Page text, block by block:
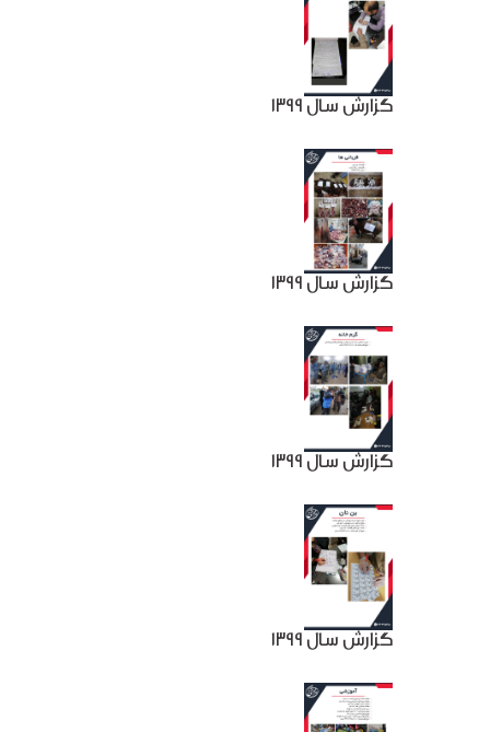
گزارش سال 1399
گزارش سال 1399
گزارش سال 1399
گزارش سال 1399